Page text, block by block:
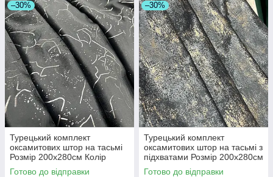
–30%
Турецький комплект
оксамитових штор на тасьмі
Розмір 200х280см Колір
антрацит
Готово до відправки
–30%
Турецький комплект
оксамитових штор на тасьмі з
підхватами Розмір 200х280см
Колір Графіт
Готово до відправки